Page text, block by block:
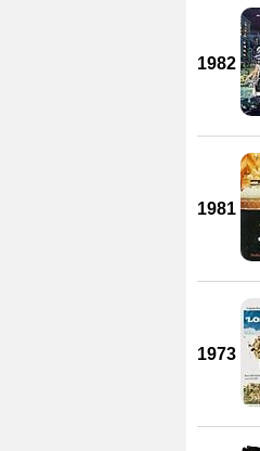
1982
1981
1973